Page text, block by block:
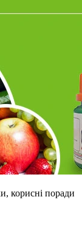
корисні поради